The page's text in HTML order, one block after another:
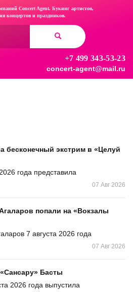
Concert Agent. Букинг артистов,
концертов и праздников.
+7 499 343-53-23
concert-agent@mail.ru
бесконечный экстрим в «Целуй
года представила
07 Авг 2026
попали на «Вокзалы
7 августа 2026 года
07 Авг 2026
Басты
2026 года выпустила